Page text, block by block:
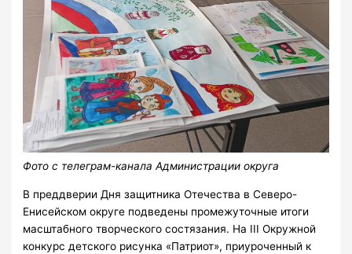
Фото с телеграм-канала Администрации округа
В преддверии Дня защитника Отечества в Северо-
Енисейском округе подведены промежуточные итоги
масштабного творческого состязания. На III Окружной
конкурс детского рисунка «Патриот», приуроченный к